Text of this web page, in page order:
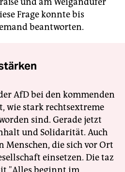
Frage konnte bis
beantworten.
AfD bei den kommenden
wie stark rechtsextreme
sind. Gerade jetzt
und Solidarität. Auch
Menschen, die sich vor Ort
einsetzen. Die taz